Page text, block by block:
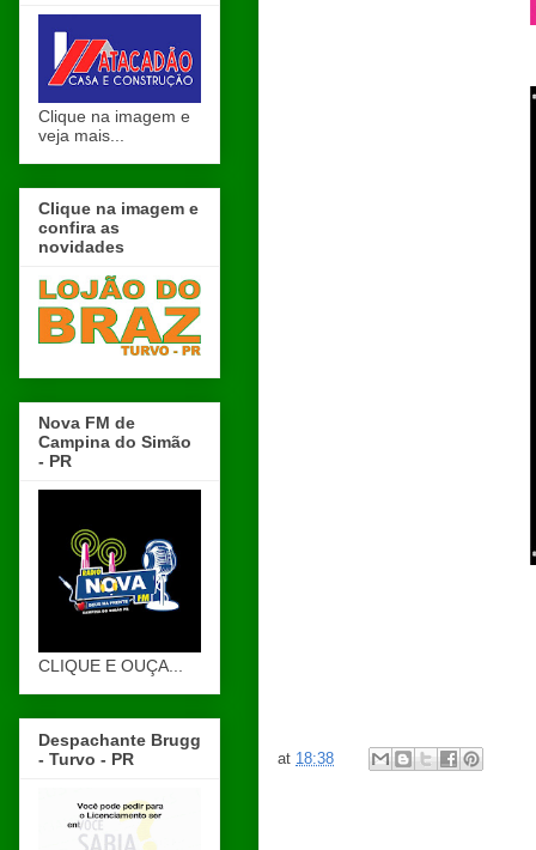
at 18:38
Clique na imagem e
veja mais...
Clique na imagem e
confira as
novidades
Nova FM de
Campina do Simão
- PR
CLIQUE E OUÇA...
Despachante Brugg
- Turvo - PR